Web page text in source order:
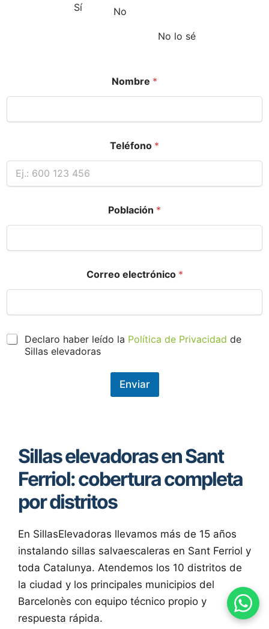
Sí No
No lo sé
Nombre *
Teléfono *
Población *
Correo electrónico *
P
Declaro haber leído la Política de Privacidad de
Sillas elevadoras
Enviar
Sillas elevadoras en Sant
Ferriol: cobertura completa
por distritos
En SillasElevadoras llevamos más de 15 años
instalando sillas salvaescaleras en Sant Ferriol y
toda Catalunya. Atendemos los 10 distritos de
la ciudad y los principales municipios del
Barcelonès con equipo técnico propio y
respuesta rápida.